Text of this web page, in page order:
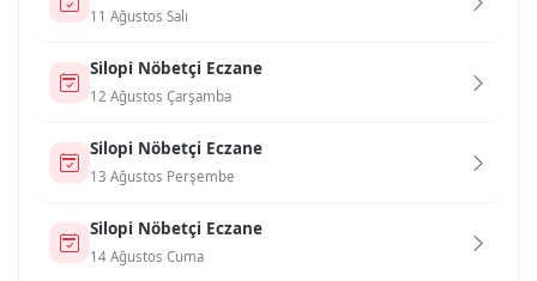
11 Ağustos Salı
Si̇lopi̇ Nöbetçi Eczane
12 Ağustos Çarşamba
Si̇lopi̇ Nöbetçi Eczane
13 Ağustos Perşembe
Si̇lopi̇ Nöbetçi Eczane
14 Ağustos Cuma